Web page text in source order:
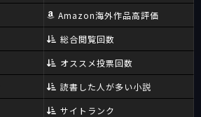
Amazon海外作品高評価
総合閲覧回数
オススメ投票回数
読書した人が多い小説
サイトランク